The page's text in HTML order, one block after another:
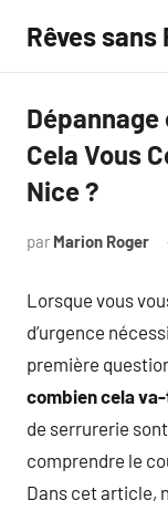
contenu
Rêves
Dépannage
Cela Vous
Nice ?
par Marion Roger
Lorsque vous
d’urgence
première
combien cela
de serrurerie
comprendre le
Dans cet article,